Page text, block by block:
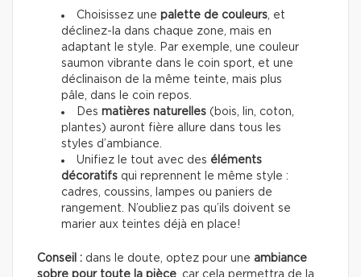
Choisissez une palette de couleurs, et
déclinez-la dans chaque zone, mais en
adaptant le style. Par exemple, une couleur
saumon vibrante dans le coin sport, et une
déclinaison de la même teinte, mais plus
pâle, dans le coin repos.
Des matières naturelles (bois, lin, coton,
plantes) auront fière allure dans tous les
styles d’ambiance.
Unifiez le tout avec des éléments
décoratifs qui reprennent le même style :
cadres, coussins, lampes ou paniers de
rangement. N’oubliez pas qu’ils doivent se
marier aux teintes déjà en place!
Conseil : dans le doute, optez pour une ambiance